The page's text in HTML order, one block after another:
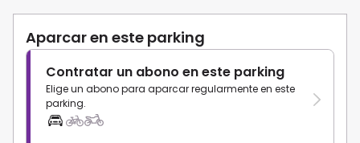
Aparcar en este parking
Contratar un abono en este parking
Elige un abono para aparcar regularmente en este
parking.